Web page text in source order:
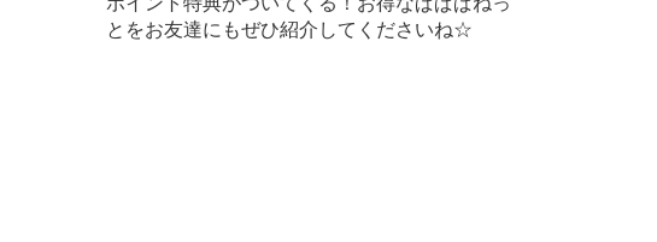
とをお友達にもぜひ紹介してくださいね☆